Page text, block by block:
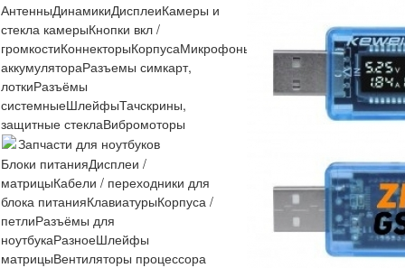
АнтенныДинамикиДисплеиКамеры и
стекла камерыКнопки вкл /
громкостиКоннекторыКорпусаМикрофоны МикросхемыПлаты
аккумулятораРазъемы симкарт,
лоткиРазъёмы
системныеШлейфыТачскрины,
защитные стеклаВибромоторы
Запчасти для ноутбуков
Блоки питанияДисплеи /
матрицыКабели / переходники для
блока питанияКлавиатурыКорпуса /
петлиРазъёмы для
ноутбукаРазноеШлейфы
матрицыВентиляторы процессора